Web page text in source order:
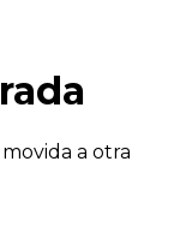
a otra